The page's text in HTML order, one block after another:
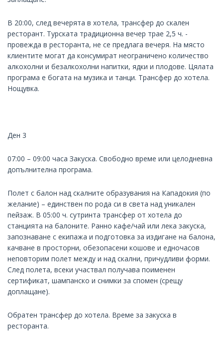
В 20:00, след вечерята в хотела, трансфер до скален
ресторант. Турската традиционна вечер трае 2,5 ч. -
провежда в ресторанта, не се предлага вечеря. На място
клиентите могат да консумират неограничено количество
алкохолни и безалкохолни напитки, ядки и плодове. Цялата
програма е богата на музика и танци. Трансфер до хотела.
Нощувка.
Ден 3
07:00 – 09:00 часа Закуска. Свободно време или целодневна
допълнителна програма.
Полет с балон над скалните образувания на Кападокия (по
желание) – единствен по рода си в света над уникален
пейзаж. В 05:00 ч. сутринта трансфер от хотела до
станцията на балоните. Ранно кафе/чай или лека закуска,
запознаване с екипажа и подготовка за издигане на балона,
качване в просторни, обезопасени кошове и едночасов
неповторим полет между и над скални, причудливи форми.
След полета, всеки участвал получава поименен
сертификат, шампанско и снимки за спомен (срещу
доплащане).
Обратен трансфер до хотела. Време за закуска в
ресторанта.